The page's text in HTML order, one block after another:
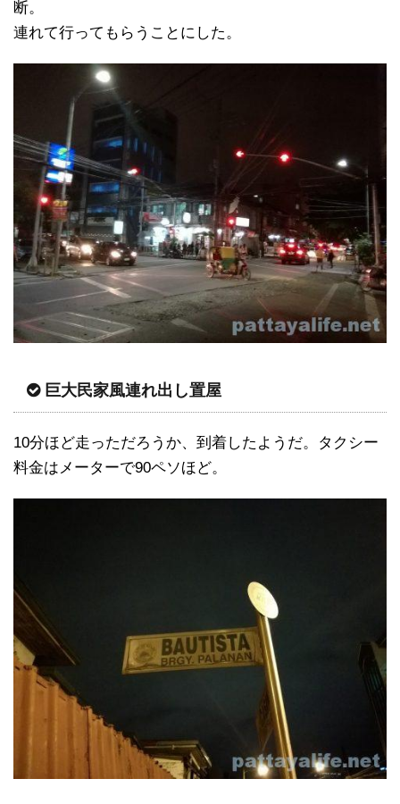
断。
連れて行ってもらうことにした。
巨大民家風連れ出し置屋
10分ほど走っただろうか、到着したようだ。タクシー
料金はメーターで90ペソほど。